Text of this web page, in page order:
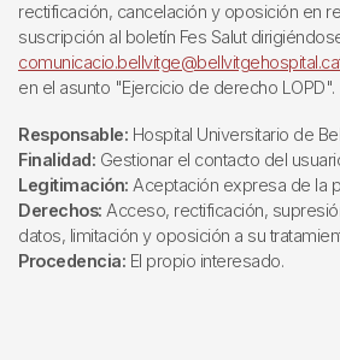
rectificación, cancelación y oposición en
suscripción al boletín Fes Salut
en el asunto "Ejercicio de derecho LOPD".
Responsable: Hospital Universitario de
Finalidad: Gestionar el contacto del
Legitimación: Aceptación expresa de la
Derechos: Acceso, rectificación,
datos, limitación y oposición a su
Procedencia: El propio interesado.